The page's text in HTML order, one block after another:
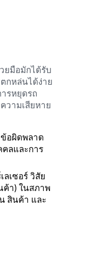
ยมือมักได้รับ
กหล่นได้ง่าย
รหยุดรถ
วามเสียหาย
ข้อผิดพลาด
ลและการ
ลเซอร์ วิสัย
า) ในสภาพ
สินค้า และ